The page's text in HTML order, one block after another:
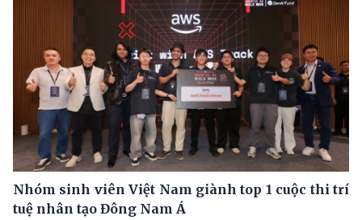
Nhóm sinh viên Việt Nam giành top 1 cuộc thi trí
tuệ nhân tạo Đông Nam Á